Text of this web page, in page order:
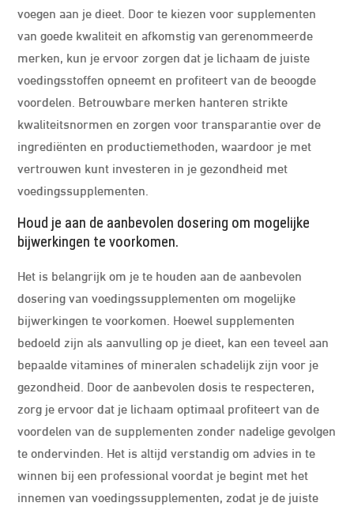
voegen aan je dieet. Door te kiezen voor supplementen
van goede kwaliteit en afkomstig van gerenommeerde
merken, kun je ervoor zorgen dat je lichaam de juiste
voedingsstoffen opneemt en profiteert van de beoogde
voordelen. Betrouwbare merken hanteren strikte
kwaliteitsnormen en zorgen voor transparantie over de
ingrediënten en productiemethoden, waardoor je met
vertrouwen kunt investeren in je gezondheid met
voedingssupplementen.
Houd je aan de aanbevolen dosering om mogelijke
bijwerkingen te voorkomen.
Het is belangrijk om je te houden aan de aanbevolen
dosering van voedingssupplementen om mogelijke
bijwerkingen te voorkomen. Hoewel supplementen
bedoeld zijn als aanvulling op je dieet, kan een teveel aan
bepaalde vitamines of mineralen schadelijk zijn voor je
gezondheid. Door de aanbevolen dosis te respecteren,
zorg je ervoor dat je lichaam optimaal profiteert van de
voordelen van de supplementen zonder nadelige gevolgen
te ondervinden. Het is altijd verstandig om advies in te
winnen bij een professional voordat je begint met het
innemen van voedingssupplementen, zodat je de juiste